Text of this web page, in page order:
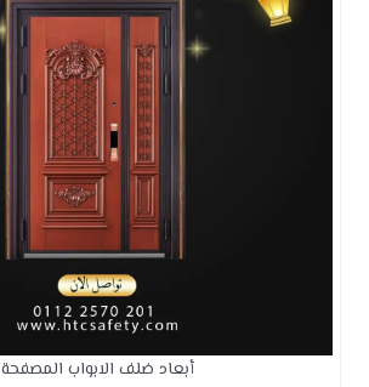
أبعاد ضلف الابواب المصفحة